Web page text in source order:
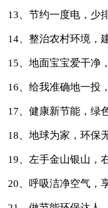
13、节约一度电，少
14、整治农村环境，
15、地面宝宝爱干净
16、给我准确地一投
17、健康新节能，绿
18、地球为家，环保
19、左手金山银山，
20、呼吸洁净空气，